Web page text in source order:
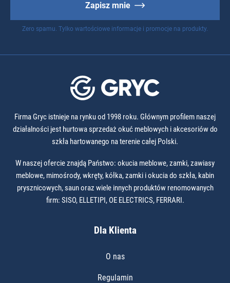
Zapisz mnie
Zero spamu. Tylko wartościowe informacje i promocje na produkty.
Firma Gryc istnieje na rynku od 1998 roku. Głównym profilem naszej
działalności jest hurtowa sprzedaż okuć meblowych i akcesoriów do
szkła hartowanego na terenie całej Polski.
W naszej ofercie znajdą Państwo: okucia meblowe, zamki, zawiasy
meblowe, mimośrody, wkręty, kółka, zamki i okucia do szkła, kabin
prysznicowych, saun oraz wiele innych produktów renomowanych
firm: SISO, ELLETIPI, OE ELECTRICS, FERRARI.
Dla Klienta
O nas
Regulamin